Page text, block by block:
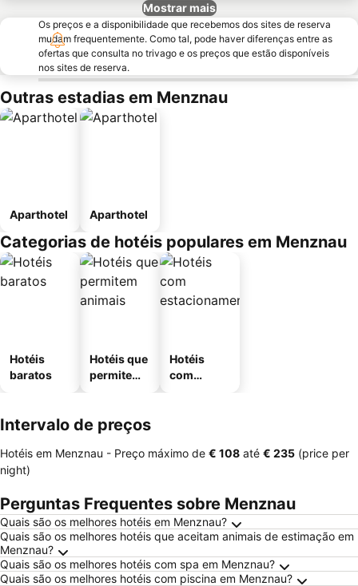
Mostrar mais
Os preços e a disponibilidade que recebemos dos sites de reserva
mudam frequentemente. Como tal, pode haver diferenças entre as
ofertas que consulta no trivago e os preços que estão disponíveis
nos sites de reserva.
Outras estadias em Menznau
Aparthotel Aparthotel
Categorias de hotéis populares em Menznau
Hotéis
baratos
Hotéis que
permitem
Hotéis
com
Intervalo de preços
Hotéis em Menznau - Preço máximo de ‎€ 108 até ‎€ 235 (price per
night)
Perguntas Frequentes sobre Menznau
Quais são os melhores hotéis em Menznau?
Quais são os melhores hotéis que aceitam animais de estimação em
Menznau?
Quais são os melhores hotéis com spa em Menznau?
Quais são os melhores hotéis com piscina em Menznau?